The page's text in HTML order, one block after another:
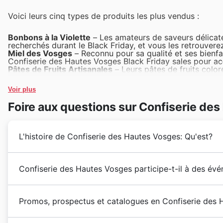
Voici leurs cinq types de produits les plus vendus :
Bonbons à la Violette – Les amateurs de saveurs
recherchés durant le Black Friday, et vous les
Miel des Vosges – Reconnu pour sa qualité et ses
Confiserie des Hautes Vosges Black Friday sales pour
Pâtes de Fruits Artisanales – Leurs pâtes de fruits
Caramels au Beurre Salé
fréquemment dans les Confiserie des Hautes Vosges
Biscuits Spécialités Vosgiennes
– La diversité et la
vous à des réductions alléchantes sur ces spécialités,
Voir plus
Foire aux questions sur Confiserie
L'histoire de Confiserie des Hautes Vosges: Qu'est?
Fondée en 1912 par les frères Jean et Pierre Gros,
référence dans l'univers des confiseries françaises.
des Vosges, ils ont bâti leur réputation sur la qualité
artisanaux
et des confitures traditionnelles
. Au fil
son engagement envers l'authenticité et le goût,
Confiserie des Hautes Vosges participe-t-il à des
célèbrent régulièrement des événements saisonniers
gourmands de profiter de réductions exclusives, de
Promos, prospectus et catalogues en Confiserie des